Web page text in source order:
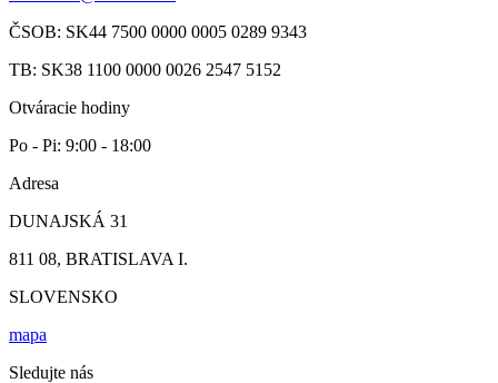
ČSOB: SK44 7500 0000 0005 0289 9343
TB: SK38 1100 0000 0026 2547 5152
Otváracie hodiny
Po - Pi: 9:00 - 18:00
Adresa
DUNAJSKÁ 31
811 08, BRATISLAVA I.
SLOVENSKO
mapa
Sledujte nás